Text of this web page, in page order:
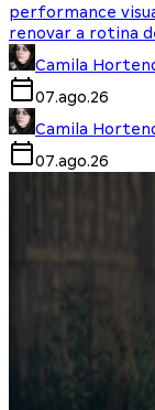
performance
renovar a rotina
Camila
07.ago.26
Camila
07.ago.26